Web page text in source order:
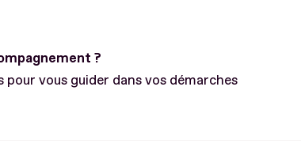
?
pour vous guider dans vos démarches